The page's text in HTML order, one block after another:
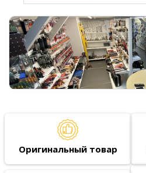
Оригинальный товар